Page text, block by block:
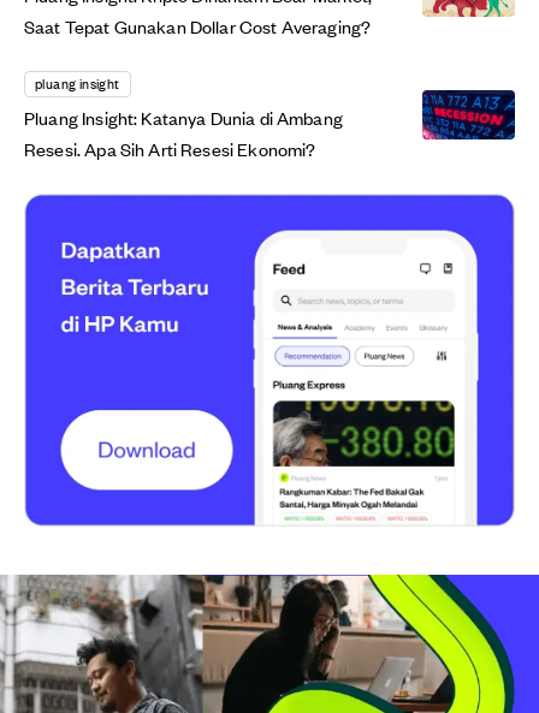
Saat Tepat Gunakan Dollar Cost Averaging?
pluang insight
Pluang Insight: Katanya Dunia di Ambang
Resesi. Apa Sih Arti Resesi Ekonomi?